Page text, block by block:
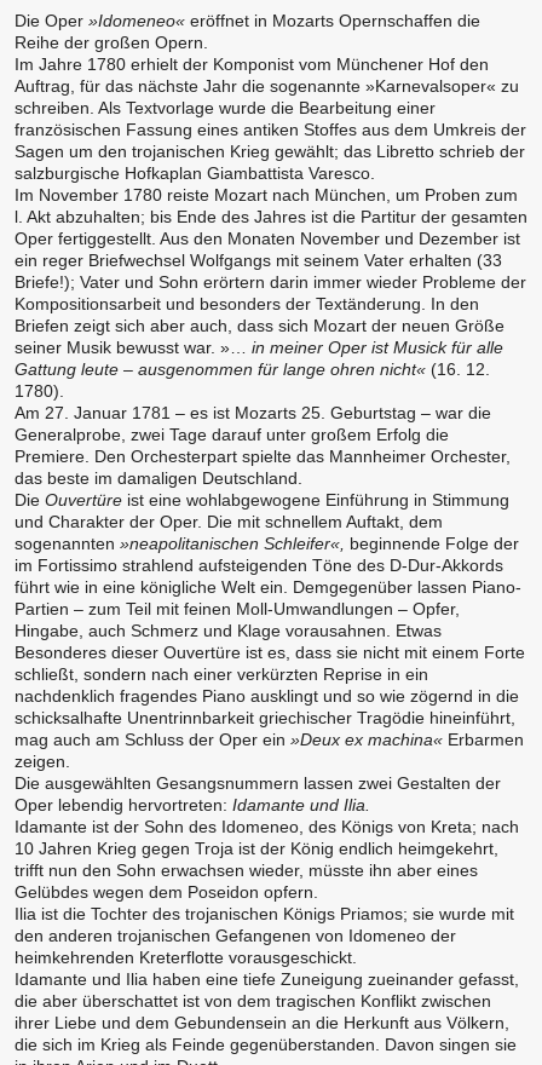
Die Oper »Idomeneo« eröffnet in Mozarts Opernschaffen die
Reihe der großen Opern.
Im Jahre 1780 erhielt der Komponist vom Münchener Hof den
Auftrag, für das nächste Jahr die sogenannte »Karnevalsoper« zu
schreiben. Als Textvorlage wurde die Bearbeitung einer
französischen Fassung eines antiken Stoffes aus dem Umkreis der
Sagen um den trojanischen Krieg gewählt; das Libretto schrieb der
salzburgische Hofkaplan Giambattista Varesco.
Im November 1780 reiste Mozart nach München, um Proben zum
l. Akt abzuhalten; bis Ende des Jahres ist die Partitur der gesamten
Oper fertiggestellt. Aus den Monaten November und Dezember ist
ein reger Briefwechsel Wolfgangs mit seinem Vater erhalten (33
Briefe!); Vater und Sohn erörtern darin immer wieder Probleme der
Kompositionsarbeit und besonders der Textänderung. In den
Briefen zeigt sich aber auch, dass sich Mozart der neuen Größe
seiner Musik bewusst war. »… in meiner Oper ist Musick für alle
Gattung leute – ausgenommen für lange ohren nicht« (16. 12.
1780).
Am 27. Januar 1781 – es ist Mozarts 25. Geburtstag – war die
Generalprobe, zwei Tage darauf unter großem Erfolg die
Premiere. Den Orchesterpart spielte das Mannheimer Orchester,
das beste im damaligen Deutschland.
Die Ouvertüre ist eine wohlabgewogene Einführung in Stimmung
und Charakter der Oper. Die mit schnellem Auftakt, dem
sogenannten »neapolitanischen Schleifer«, beginnende Folge der
im Fortissimo strahlend aufsteigenden Töne des D-Dur-Akkords
führt wie in eine königliche Welt ein. Demgegenüber lassen Piano-
Partien – zum Teil mit feinen Moll-Umwandlungen – Opfer,
Hingabe, auch Schmerz und Klage vorausahnen. Etwas
Besonderes dieser Ouvertüre ist es, dass sie nicht mit einem Forte
schließt, sondern nach einer verkürzten Reprise in ein
nachdenklich fragendes Piano ausklingt und so wie zögernd in die
schicksalhafte Unentrinnbarkeit griechischer Tragödie hineinführt,
mag auch am Schluss der Oper ein »Deux ex machina« Erbarmen
zeigen.
Die ausgewählten Gesangsnummern lassen zwei Gestalten der
Oper lebendig hervortreten: Idamante und Ilia.
Idamante ist der Sohn des Idomeneo, des Königs von Kreta; nach
10 Jahren Krieg gegen Troja ist der König endlich heimgekehrt,
trifft nun den Sohn erwachsen wieder, müsste ihn aber eines
Gelübdes wegen dem Poseidon opfern.
Ilia ist die Tochter des trojanischen Königs Priamos; sie wurde mit
den anderen trojanischen Gefangenen von Idomeneo der
heimkehrenden Kreterflotte vorausgeschickt.
Idamante und Ilia haben eine tiefe Zuneigung zueinander gefasst,
die aber überschattet ist von dem tragischen Konflikt zwischen
ihrer Liebe und dem Gebundensein an die Herkunft aus Völkern,
die sich im Krieg als Feinde gegenüberstanden. Davon singen sie